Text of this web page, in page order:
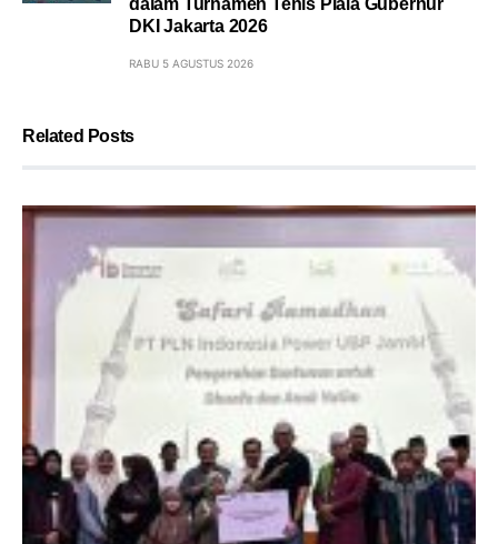
dalam Turnamen Tenis Piala Gubernur
DKI Jakarta 2026
RABU 5 AGUSTUS 2026
Related Posts